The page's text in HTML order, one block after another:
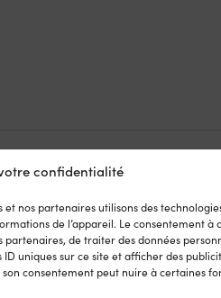
confidentialité
nos partenaires utilisons des
de l’appareil. Le consentement à
partenaires, de traiter des données
uniques sur ce site et afficher des
consentement peut nuire à certaines
: nous nous alignons sur